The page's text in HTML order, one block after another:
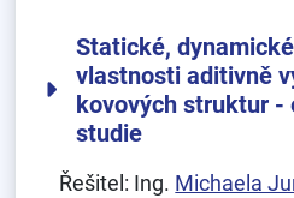
Statické,
vlastnosti aditivně
kovových struktur -
studie
Řešitel: Ing. Michaela